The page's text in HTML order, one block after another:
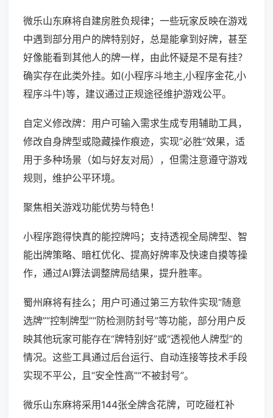
微乐山东麻将自建房胜负规律；一些玩家反映在游戏
中遇到部分用户的牌特别好，总是能拿到好牌，甚至
好像能看到其他人的牌一样，由此怀疑是不是有挂？
确实存在此类外挂。如(小程序斗地主,小程序金花,小
程序斗牛)等，建议通过正规途径维护游戏公平。
自定义修改牌：用户可输入需求生成专用辅助工具，
修改自身牌型或隐藏操作痕迹，实现“必胜”效果，适
用于多种场景（如与好友对局），但需注意遵守游戏
规则，维护公平环境。
聚焦相关游戏功能优势与特色！
小程序跑得快真的能控牌吗；支持透视全局牌型、智
能出牌策略、暗杠优化、提高好牌率及快速自摸等操
作，通过AI算法调整牌局结果，提升胜率。
蜀州麻将有挂么；用户可通过第三方软件实现“随意
选牌”“控制牌型”“防检测防封号”等功能，部分用户反
映其他玩家可能存在“牌特别好”或“透视他人牌型”的
情况。这些工具通过后台运行、自动连接等技术手段
实现不平公，且“安全性高”“不被封号”。
微乐山东麻将采用144张全牌含花牌，可吃碰杠补